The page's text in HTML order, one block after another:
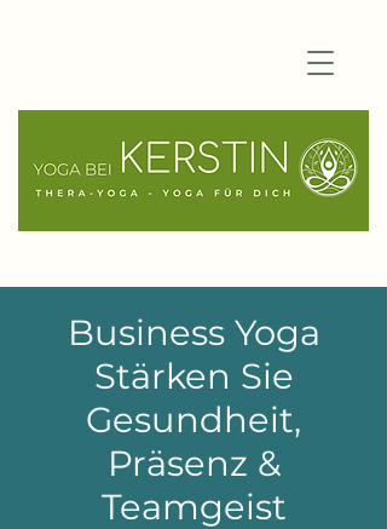
Business Yoga
Stärken Sie
Gesundheit,
Präsenz &
Teamgeist